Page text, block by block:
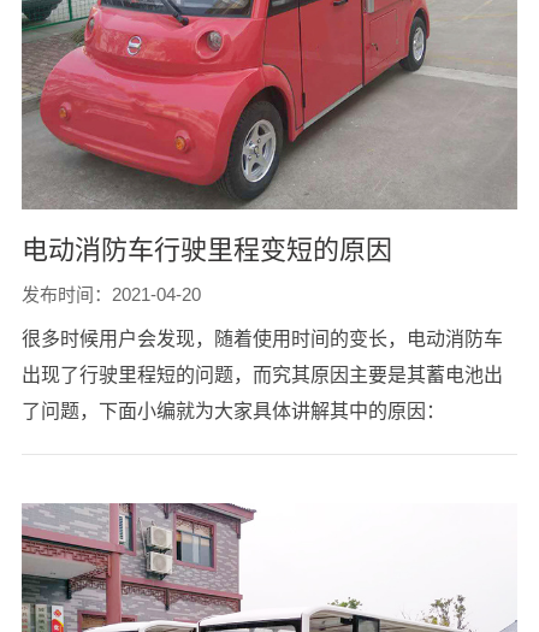
电动消防车行驶里程变短的原因
发布时间：2021-04-20
很多时候用户会发现，随着使用时间的变长，电动消防车
出现了行驶里程短的问题，而究其原因主要是其蓄电池出
了问题，下面小编就为大家具体讲解其中的原因：